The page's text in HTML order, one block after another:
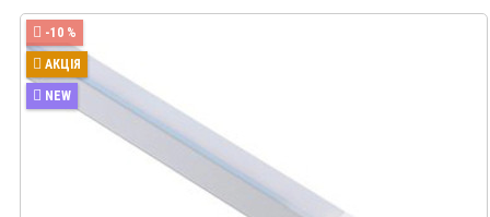
-10 %
АКЦІЯ
NEW